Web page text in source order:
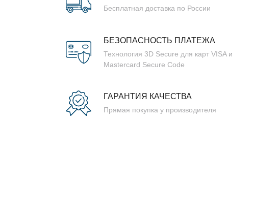
Бесплатная доставка по России
БЕЗОПАСНОСТЬ ПЛАТЕЖА
Технология 3D Secure для карт VISA и
Mastercard Secure Code
ГАРАНТИЯ КАЧЕСТВА
Прямая покупка у производителя